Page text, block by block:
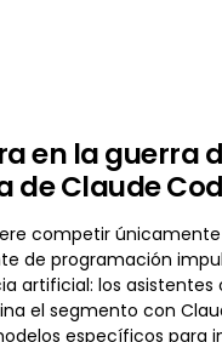
en la guerra
de Claude
competir
de programación
artificial: los
el segmento con
específicos para